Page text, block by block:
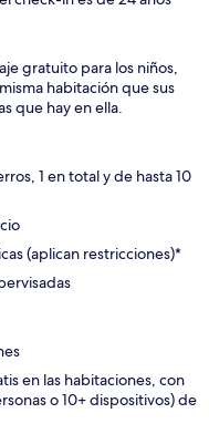
gratuito para los niños,
habitación que sus
que hay en ella.
1 en total y de hasta 10
(aplican restricciones)*
en las habitaciones, con
o 10+ dispositivos) de